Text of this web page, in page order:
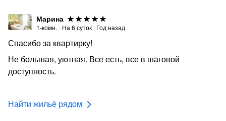
Марина
1-комн. · На 6 суток · Год назад
Спасибо за квартирку!
Не большая, уютная. Все есть, все в шаговой
доступность.
Найти жильё рядом